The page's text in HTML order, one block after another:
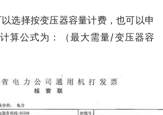
以选择按变压器容量计费，也可以申
算公式为：（最大需量/变压器容